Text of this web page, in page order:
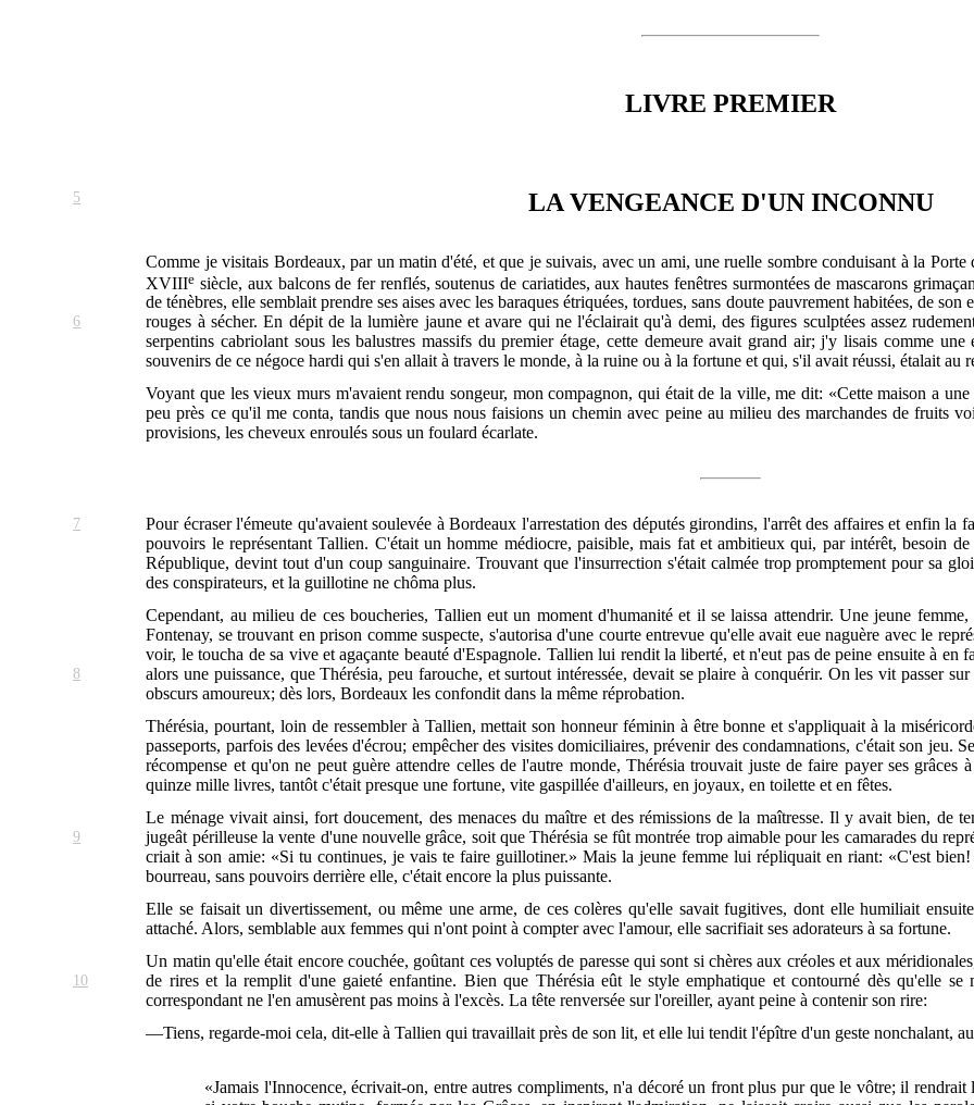
LIVRE PREMIER
5 LA VENGEANCE D'UN INCONNU
Comme je visitais Bordeaux, par un matin d'été, et que je suivais, avec un ami, une ruelle sombre conduisant à la Porte
XVIIIe siècle, aux balcons de fer renflés, soutenus de cariatides, aux hautes fenêtres surmontées de mascarons
de ténèbres, elle semblait prendre ses aises avec les baraques étriquées, tordues, sans doute pauvrement habitées, de
rouges à sécher. En dépit de la lumière jaune et avare qui ne l'éclairait qu'à demi, des figures sculptées
6
assez
serpentins cabriolant sous les balustres massifs du premier étage, cette demeure avait grand air; j'y lisais comme une
souvenirs de ce négoce hardi qui s'en allait à travers le monde, à la ruine ou à la fortune et qui, s'il avait réussi, étalait au
Voyant que les vieux murs m'avaient rendu songeur, mon compagnon, qui était de la ville, me dit: «Cette maison a
peu près ce qu'il me conta, tandis que nous nous faisions un chemin avec peine au milieu des marchandes de fruits
provisions, les cheveux enroulés sous un foulard écarlate.
Pour écraser l'émeute qu'avaient soulevée à Bordeaux l'arrestation des députés girondins,
7
l'arrêt des affaires et enfin la
pouvoirs le représentant Tallien. C'était un homme médiocre, paisible, mais fat et ambitieux qui, par intérêt, besoin
République, devint tout d'un coup sanguinaire. Trouvant que l'insurrection s'était calmée trop promptement pour sa
des conspirateurs, et la guillotine ne chôma plus.
Cependant, au milieu de ces boucheries, Tallien eut un moment d'humanité et il se laissa attendrir. Une jeune
Fontenay, se trouvant en prison comme suspecte, s'autorisa d'une courte entrevue qu'elle avait eue naguère avec le
voir, le toucha de sa vive et agaçante beauté d'Espagnole. Tallien lui rendit la liberté, et n'eut pas de peine ensuite à en
alors une puissance, que Thérésia, peu farouche, et surtout
8
intéressée, devait se plaire à conquérir. On les vit passer
obscurs amoureux; dès lors, Bordeaux les confondit dans la même réprobation.
Thérésia, pourtant, loin de ressembler à Tallien, mettait son honneur féminin à être bonne et s'appliquait à la
passeports, parfois des levées d'écrou; empêcher des visites domiciliaires, prévenir des condamnations, c'était son jeu.
récompense et qu'on ne peut guère attendre celles de l'autre monde, Thérésia trouvait juste de faire payer ses
quinze mille livres, tantôt c'était presque une fortune, vite gaspillée d'ailleurs, en joyaux, en toilette et en fêtes.
Le ménage vivait ainsi, fort doucement, des menaces du maître et des rémissions de la maîtresse. Il y avait bien, de
jugeât
9
périlleuse la vente d'une nouvelle grâce, soit que Thérésia se fût montrée trop aimable pour les camarades du
criait à son amie: «Si tu continues, je vais te faire guillotiner.» Mais la jeune femme lui répliquait en riant: «C'est bien!
bourreau, sans pouvoirs derrière elle, c'était encore la plus puissante.
Elle se faisait un divertissement, ou même une arme, de ces colères qu'elle savait fugitives, dont elle humiliait
attaché. Alors, semblable aux femmes qui n'ont point à compter avec l'amour, elle sacrifiait ses adorateurs à sa fortune.
Un matin qu'elle était encore couchée, goûtant ces voluptés de paresse qui sont si chères aux créoles et aux
de rires et la remplit d'une gaieté enfantine. Bien que Thérésia eût le style emphatique et contourné dès qu'elle
10
correspondant ne l'en amusèrent pas moins à l'excès. La tête renversée sur l'oreiller, ayant peine à contenir son rire:
—Tiens, regarde-moi cela, dit-elle à Tallien qui travaillait près de son lit, et elle lui tendit l'épître d'un geste nonchalant,
«Jamais l'Innocence, écrivait-on, entre autres compliments, n'a décoré un front plus pur que le vôtre; il